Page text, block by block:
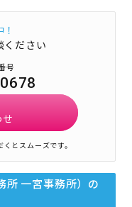
ください
号
とスムーズです。
一宮事務所） の